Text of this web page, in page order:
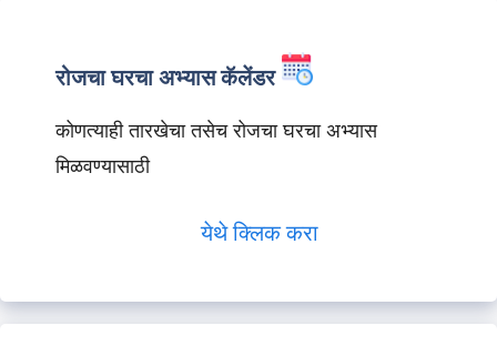
रोजचा घरचा अभ्यास कॅलेंडर
कोणत्याही तारखेचा तसेच रोजचा घरचा अभ्यास
मिळवण्यासाठी
येथे क्लिक करा